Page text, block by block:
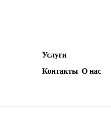
Услуги
Контакты О нас